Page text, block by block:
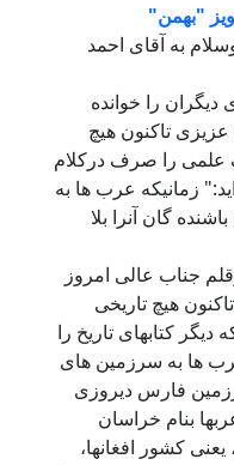
احمد
خوانده
هیچ
صرف درکلام
عرب ها به
آنرا بلا
عالی امروز
تاریخی
تاریخ را
سرزمین های
دیروزی
خراسان
افغانها،